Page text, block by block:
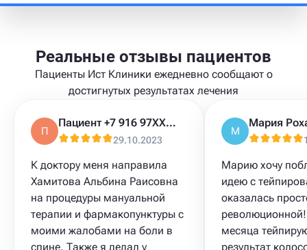
Реальные отзывы пациентов
Пациенты Ист Клиники ежедневно сообщают о
достигнутых результатах лечения
П
Пациент +7 916 97XXXXX
29.10.2023
К доктору меня направила
Хамитова Альбина Раисовна
на процедуры мануальной
терапии и фармакопунктуры с
моими жалобами на боли в
спине. Также я делал у
М
Мария
Марию хочу
идею с
оказалась
месяца
результат